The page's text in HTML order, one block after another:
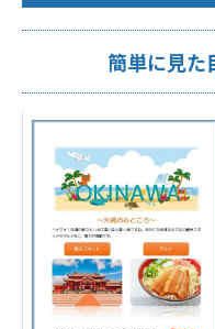
簡単に見た